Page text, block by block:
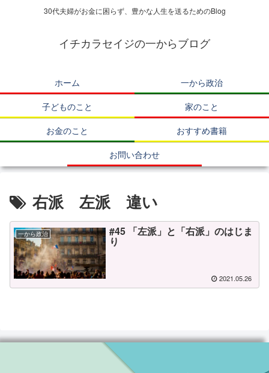
30代夫婦がお金に困らず、豊かな人生を送るためのBlog
イチカラセイジの一からブログ
ホーム
一から政治
子どものこと
家のこと
お金のこと
おすすめ書籍
お問い合わせ
右派 左派 違い
一から政治 #45 「左派」と「右派」のはじま
り
2021.05.26